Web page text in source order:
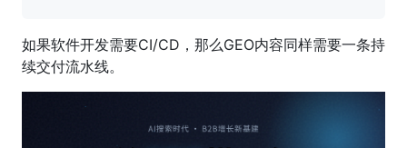
如果软件开发需要CI/CD，那么GEO内容同样需要一条持
续交付流水线。